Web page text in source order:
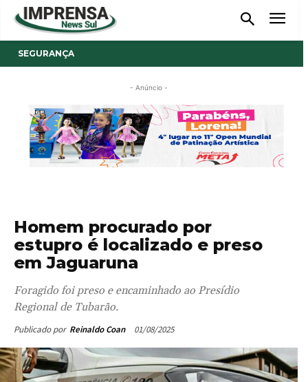
SEGURANÇA
- Anúncio -
Homem procurado por
estupro é localizado e preso
em Jaguaruna
Foragido foi preso e encaminhado ao Presídio
Regional de Tubarão.
Publicado por Reinaldo Coan 01/08/2025